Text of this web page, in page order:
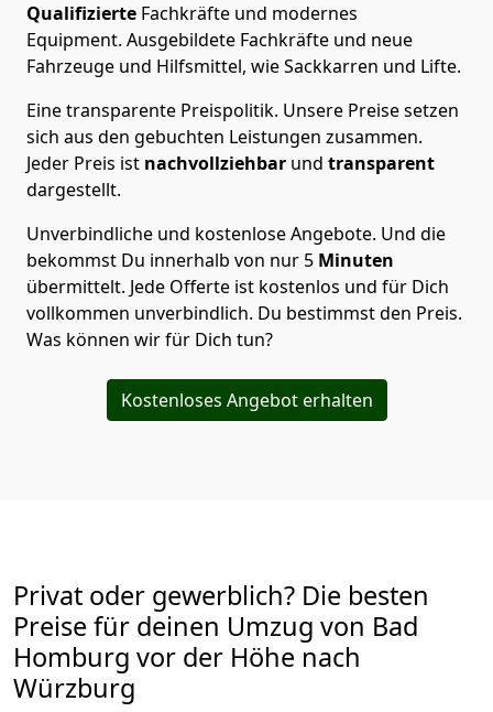
Qualifizierte Fachkräfte und modernes
Equipment. Ausgebildete Fachkräfte und neue
Fahrzeuge und Hilfsmittel, wie Sackkarren und Lifte.
Eine transparente Preispolitik. Unsere Preise setzen
sich aus den gebuchten Leistungen zusammen.
Jeder Preis ist nachvollziehbar und transparent
dargestellt.
Unverbindliche und kostenlose Angebote. Und die
bekommst Du innerhalb von nur 5 Minuten
übermittelt. Jede Offerte ist kostenlos und für Dich
vollkommen unverbindlich. Du bestimmst den Preis.
Was können wir für Dich tun?
Kostenloses Angebot erhalten
Privat oder gewerblich? Die besten
Preise für deinen Umzug von Bad
Homburg vor der Höhe nach
Würzburg